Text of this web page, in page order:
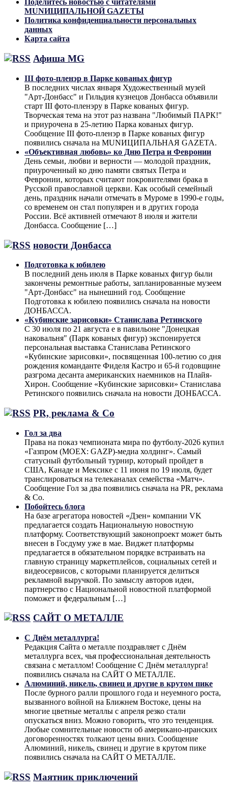
Поделитесь новостью с читателями
MUNИЦИПАЛЬНОЙ GAZЕТЫ
Политика конфиденциальности персональных
данных
Карта сайта
Афиша MG
III фото-пленэр в Парке кованых фигур
В последних числах января Художественный музей
"Арт-Донбасс" и Гильдия кузнецов Донбасса объявили
старт III фото-пленэру в Парке кованых фигур.
Творческая тема на этот раз названа "Любимый ПАРК!"
и приурочена в 25-летию Парка кованых фигур.
Сообщение III фото-пленэр в Парке кованых фигур
появились сначала на MUNИЦИПАЛЬНАЯ GAZЕТА.
«Объективная любовь» ко Дню Петра и Февронии
День семьи, любви и верности — молодой праздник,
приуроченный ко дню памяти святых Петра и
Февронии, которых считают покровителями брака в
Русской православной церкви. Как особый семейный
день, праздник начали отмечать в Муроме в 1990-е годы,
со временем он стал популярен и в других города
России. Всё активней отмечают 8 июля и жители
Донбасса. Сообщение […]
новости Донбасса
Подготовка к юбилею
В последний день июля в Парке кованых фигур были
закончены ремонтные работы, запланированные музеем
"Арт-Донбасс" на нынешний год. Сообщение
Подготовка к юбилею появились сначала на новости
ДОНБАССА.
«Кубинские зарисовки» Станислава Ретинского
С 30 июля по 21 августа е в павильоне "Донецкая
наковальня" (Парк кованых фигур) экспонируется
персональная выставка Станислава Ретинского
«Кубинские зарисовки», посвященная 100-летию со дня
рождения команданте Фиделя Кастро и 65-й годовщине
разгрома десанта американских наемников на Плайя-
Хирон. Сообщение «Кубинские зарисовки» Станислава
Ретинского появились сначала на новости ДОНБАССА.
PR, реклама & Co
Гол за два
Права на показ чемпионата мира по футболу-2026 купил
«Газпром (MOEX: GAZP)-медиа холдинг». Самый
статусный футбольный турнир, который пройдет в
США, Канаде и Мексике с 11 июня по 19 июля, будет
транслироваться на телеканалах семейства «Матч».
Сообщение Гол за два появились сначала на PR, реклама
& Co.
Побойтесь блога
На базе агрегатора новостей «Дзен» компании VK
предлагается создать Национальную новостную
платформу. Соответствующий законопроект может быть
внесен в Госдуму уже в мае. Виджет платформы
предлагается в обязательном порядке встраивать на
главную страницу маркетплейсов, социальных сетей и
видеосервисов, с которыми планируется делиться
рекламной выручкой. По замыслу авторов идеи,
партнерство с Национальной новостной платформой
поможет и федеральным […]
САЙТ О МЕТАЛЛЕ
С Днём металлурга!
Редакция Сайта о металле поздравляет с Днём
металлурга всех, чья профессиональная деятельность
связана с металлом! Сообщение С Днём металлурга!
появились сначала на САЙТ О МЕТАЛЛЕ.
Алюминий, никель, свинец и другие в крутом пике
После бурного ралли прошлого года и неуемного роста,
вызванного войной на Ближнем Востоке, цены на
многие цветные металлы с апреля резко стали
опускаться вниз. Можно говорить, что это тенденция.
Любые сомнительные новости об американо-иранских
договоренностях толкают цены вниз. Сообщение
Алюминий, никель, свинец и другие в крутом пике
появились сначала на САЙТ О МЕТАЛЛЕ.
Маятник приключений